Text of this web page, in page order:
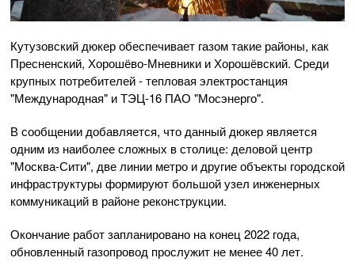
Кутузовский дюкер обеспечивает газом такие районы, как
Пресненский, Хорошёво-Мневники и Хорошёвский. Среди
крупных потребителей - тепловая электростанция
"Международная" и ТЭЦ-16 ПАО "Мосэнерго".
В сообщении добавляется, что данный дюкер является
одним из наиболее сложных в столице: деловой центр
"Москва-Сити", две линии метро и другие объекты городской
инфраструктуры формируют большой узел инженерных
коммуникаций в районе реконструкции.
Окончание работ запланировано на конец 2022 года,
обновленный газопровод прослужит не менее 40 лет.